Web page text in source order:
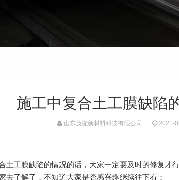
施工中复合土工膜缺陷
山东茂隆新材料科技有限公司 2021-
土工膜缺陷的情况的话，大家一定要及时的修复才
去了解了，不知道大家是否感兴趣继续往下看：